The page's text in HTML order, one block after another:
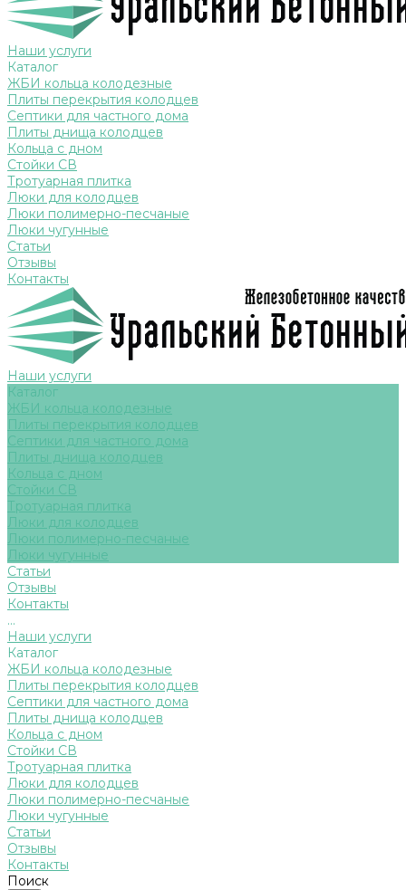
Наши услуги
Каталог
ЖБИ кольца колодезные
Плиты перекрытия колодцев
Септики для частного дома
Плиты днища колодцев
Кольца с дном
Стойки СВ
Тротуарная плитка
Люки для колодцев
Люки полимерно-песчаные
Люки чугунные
Статьи
Отзывы
Контакты
Наши услуги
Каталог
ЖБИ кольца колодезные
Плиты перекрытия колодцев
Септики для частного дома
Плиты днища колодцев
Кольца с дном
Стойки СВ
Тротуарная плитка
Люки для колодцев
Люки полимерно-песчаные
Люки чугунные
Статьи
Отзывы
Контакты
...
Наши услуги
Каталог
ЖБИ кольца колодезные
Плиты перекрытия колодцев
Септики для частного дома
Плиты днища колодцев
Кольца с дном
Стойки СВ
Тротуарная плитка
Люки для колодцев
Люки полимерно-песчаные
Люки чугунные
Статьи
Отзывы
Контакты
Поиск